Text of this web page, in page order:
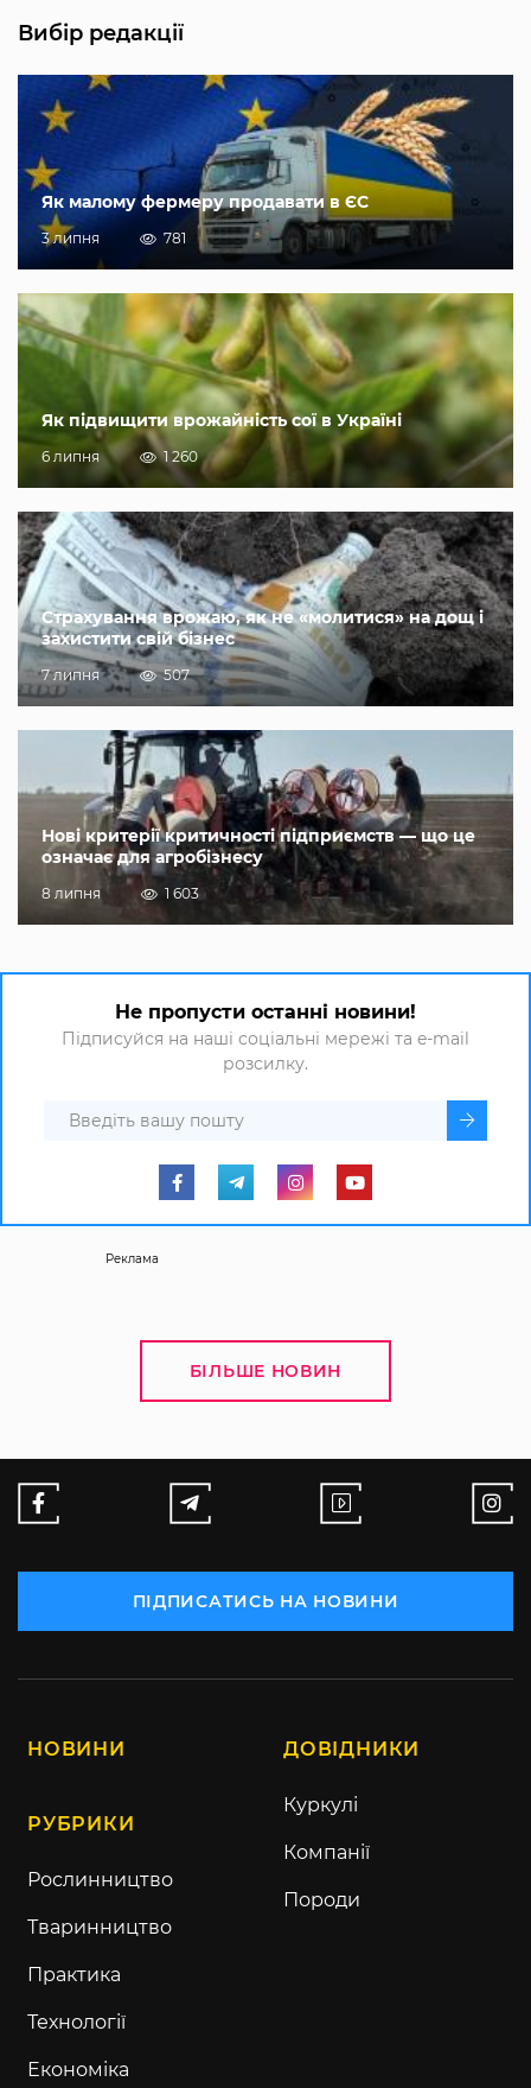
Вибір редакції
Як малому фермеру продавати в ЄС
3 липня 781
Як підвищити врожайність сої в Україні
6 липня 1 260
Страхування врожаю, як не «молитися» на дощ і
захистити свій бізнес
7 липня 507
Нові критерії критичності підприємств — що це
означає для агробізнесу
8 липня 1 603
Не пропусти останні новини!
Підписуйся на наші соціальні мережі та e-mail
розсилку.
Реклама
БІЛЬШЕ НОВИН
ПІДПИСАТИСЬ НА НОВИНИ
НОВИНИ
РУБРИКИ
Рослинництво
Тваринництво
Практика
Технології
Економіка
ДОВІДНИКИ
Куркулі
Компанії
Породи